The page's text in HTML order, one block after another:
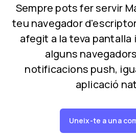
Sempre pots fer servir
teu navegador
afegit a la teva
alguns
notificacions push,
aplicació
Uneix-te a una